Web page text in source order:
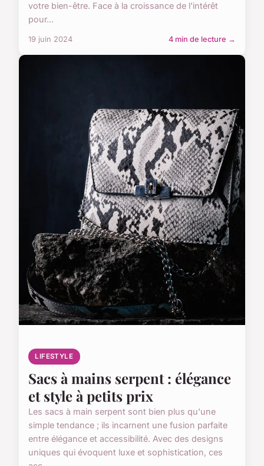
votre bien-être. Face à la croissance de l'intérêt
pour...
19 juin 2024 4 min de lecture →
LIFESTYLE
Sacs à mains serpent : élégance
et style à petits prix
Les sacs à main serpent sont bien plus qu'une
simple tendance ; ils incarnent une fusion parfaite
entre élégance et accessibilité. Avec des designs
uniques qui évoquent luxe et sophistication, ces